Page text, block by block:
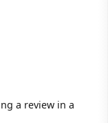
a review in a